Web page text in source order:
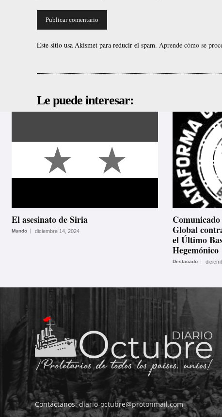
Este sitio usa Akismet para reducir el spam. Aprende cómo se
Le puede interesar:
El asesinato de Siria
Mundo diciembre 14, 2024
Global
el Último
Hegemónico
Destacado
Contáctanos:diario-octubre@protonmail.com